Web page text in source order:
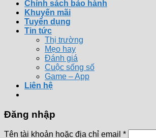
Chính sách bảo hành
Khuyến mãi
Tuyển dụng
Tin tức
Thị trường
Mẹo hay
Đánh giá
Cuộc sống số
Game – App
Liên hệ
Đăng nhập
Tên tài khoản hoặc địa chỉ email *